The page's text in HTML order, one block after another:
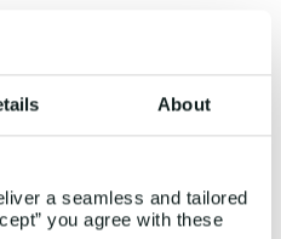
About
a seamless and tailored
you agree with these
に時間がかかり
ウンドマーケティング
、アウトバウンドマー